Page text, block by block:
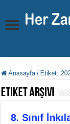
Anasayfa / Etiket:
Etiket Arşivi
8. Sınıf